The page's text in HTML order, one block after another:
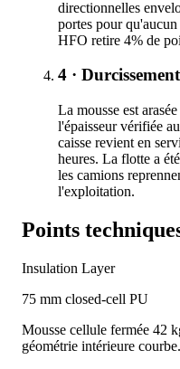
directionnelles
portes pour
HFO retire 4% de
4 ·
La mousse est
l'épaisseur vérifiée
caisse revient en
heures. La flotte a
les camions
l'exploitation.
Points
Insulation Layer
75 mm closed-cell PU
Mousse cellule fermée 42
géométrie intérieure courbe.